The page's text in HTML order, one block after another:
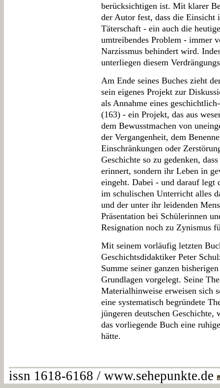
berücksichtigen ist. Mit klarer
der Autor fest, dass die
Täterschaft - ein auch die
umtreibendes Problem - immer
Narzissmus behindert wird.
unterliegen diesem
Am Ende seines Buches zieht
sein eigenes Projekt zur
als Annahme eines
(163) - ein Projekt, das aus
dem Bewusstmachen von
der Vergangenheit, dem
Einschränkungen oder
Geschichte so zu gedenken,
erinnert, sondern ihr Leben in
eingeht. Dabei - und darauf legt
im schulischen Unterricht alles
und der unter ihr leidenden
Präsentation bei Schülerinnen
Resignation noch zu Zynismus
Mit seinem vorläufig letzten
Geschichtsdidaktiker Peter
Summe seiner ganzen
Grundlagen vorgelegt. Seine
Materialhinweise erweisen sich
eine systematisch begründete
jüngeren deutschen
das vorliegende Buch eine
hätte.
issn 1618-6168 / www.sehepunkte.de